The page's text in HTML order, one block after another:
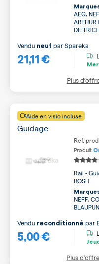
AEG,
ARTHUR
DIETRICH
21,11 €
Vendu neuf parSpareka
Plus
Aide en visio incluse
Guidage
Ref.
Produit
Rail -
BOSH
NEFF,
5,00 €
Vendu reconditionné par
Plus